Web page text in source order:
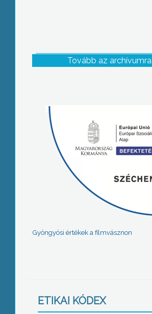
Tovább az archívumra
Gyöngyösi értékek a filmvásznon
ETIKAI KÓDEX